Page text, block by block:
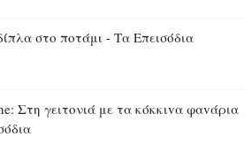
στο ποτάμι - Τα Επεισόδια
Στη γειτονιά με τα κόκκιvα φαvάρια